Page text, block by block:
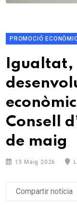
PROMOCIÓ
Igualtat,
Consell
de maig
13 Maig 2026
Compartir notícia